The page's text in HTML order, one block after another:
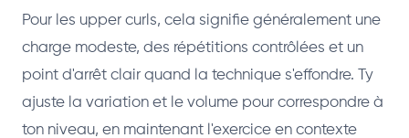
Pour les upper curls, cela signifie généralement une
charge modeste, des répétitions contrôlées et un
point d'arrêt clair quand la technique s'effondre. Ty
ajuste la variation et le volume pour correspondre à
ton niveau, en maintenant l'exercice en contexte